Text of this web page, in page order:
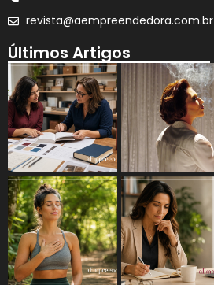
revista@aempreendedora.com.br
Últimos Artigos